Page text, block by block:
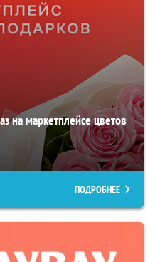
на маркетплейсе цветов
ПОДРОБНЕЕ